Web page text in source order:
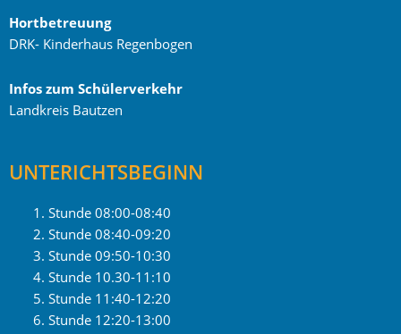
Hortbetreuung
DRK- Kinderhaus Regenbogen
Infos zum Schülerverkehr
Landkreis Bautzen
UNTERICHTSBEGINN
Stunde 08:00-08:40
Stunde 08:40-09:20
Stunde 09:50-10:30
Stunde 10.30-11:10
Stunde 11:40-12:20
Stunde 12:20-13:00